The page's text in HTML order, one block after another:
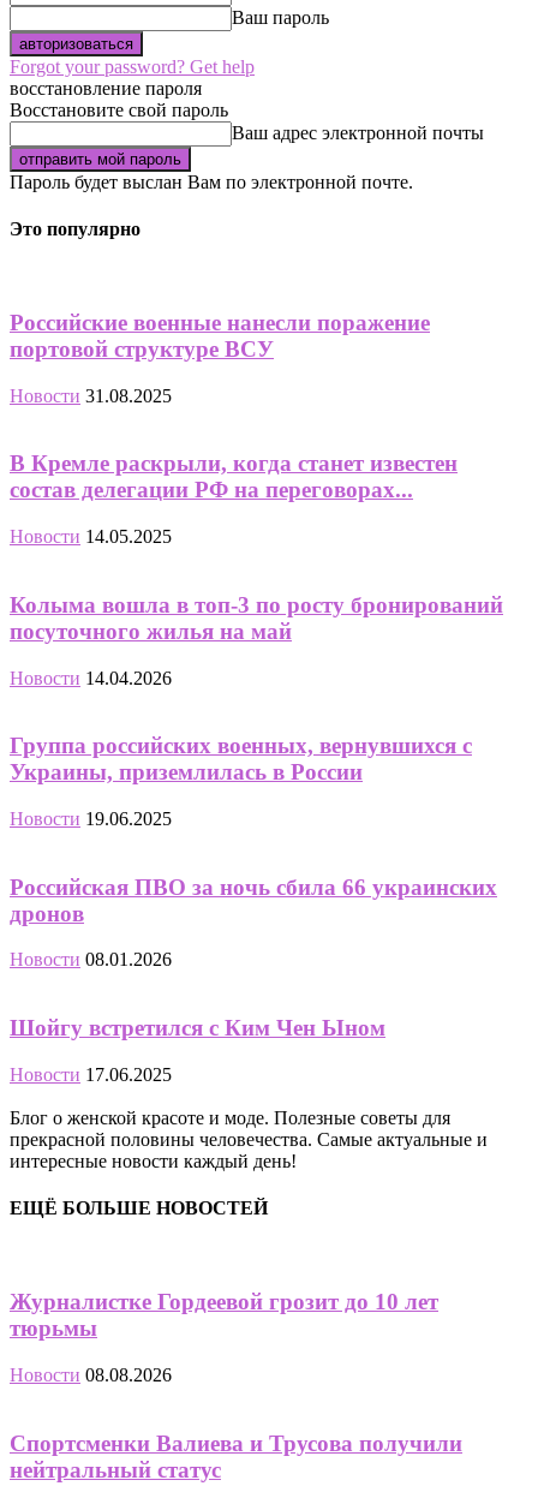
Ваш пароль
Forgot your password? Get help
восстановление пароля
Восстановите свой пароль
Ваш адрес электронной почты
Пароль будет выслан Вам по электронной почте.
Это популярно
Российские военные нанесли поражение
портовой структуре ВСУ
Новости 31.08.2025
В Кремле раскрыли, когда станет известен
состав делегации РФ на переговорах...
Новости 14.05.2025
Колыма вошла в топ-3 по росту бронирований
посуточного жилья на май
Новости 14.04.2026
Группа российских военных, вернувшихся с
Украины, приземлилась в России
Новости 19.06.2025
Российская ПВО за ночь сбила 66 украинских
дронов
Новости 08.01.2026
Шойгу встретился с Ким Чен Ыном
Новости 17.06.2025
Блог о женской красоте и моде. Полезные советы для
прекрасной половины человечества. Самые актуальные и
интересные новости каждый день!
ЕЩЁ БОЛЬШЕ НОВОСТЕЙ
Журналистке Гордеевой грозит до 10 лет
тюрьмы
Новости 08.08.2026
Спортсменки Валиева и Трусова получили
нейтральный статус